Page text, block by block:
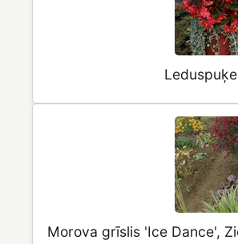
Morova grīslis 'Ice Dance',